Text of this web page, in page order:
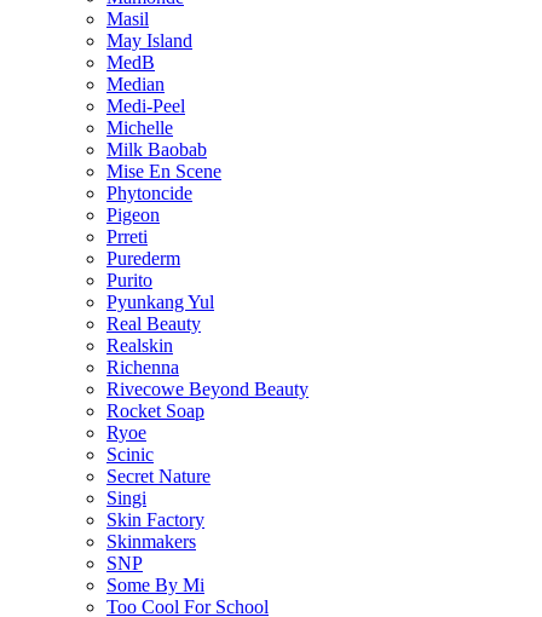
Masil
May Island
MedB
Median
Medi-Peel
Michelle
Milk Baobab
Mise En Scene
Phytoncide
Pigeon
Prreti
Purederm
Purito
Pyunkang Yul
Real Beauty
Realskin
Richenna
Rivecowe Beyond Beauty
Rocket Soap
Ryoe
Scinic
Secret Nature
Singi
Skin Factory
Skinmakers
SNP
Some By Mi
Too Cool For School